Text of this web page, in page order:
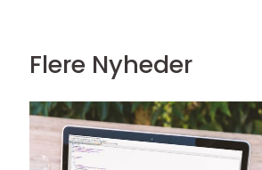
Flere Nyheder